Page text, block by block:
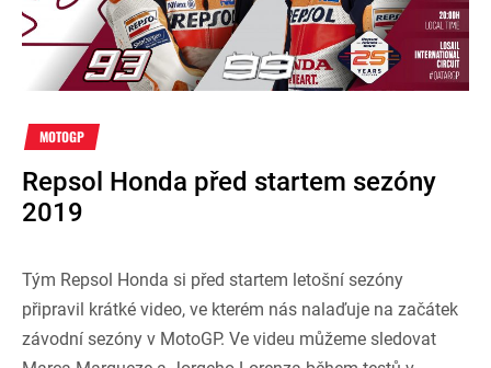
MOTOGP
Repsol Honda před startem sezóny
2019
Tým Repsol Honda si před startem letošní sezóny
připravil krátké video, ve kterém nás nalaďuje na začátek
závodní sezóny v MotoGP. Ve videu můžeme sledovat